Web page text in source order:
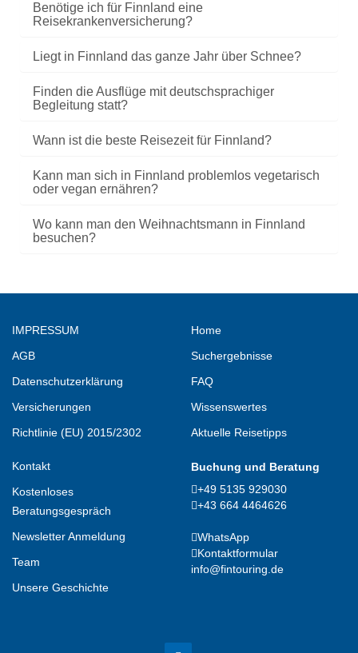
Benötige ich für Finnland eine
Reisekrankenversicherung?
Liegt in Finnland das ganze Jahr über Schnee?
Finden die Ausflüge mit deutschsprachiger
Begleitung statt?
Wann ist die beste Reisezeit für Finnland?
Kann man sich in Finnland problemlos vegetarisch
oder vegan ernähren?
Wo kann man den Weihnachtsmann in Finnland
besuchen?
IMPRESSUM
AGB
Datenschutzerklärung
Versicherungen
Richtlinie (EU) 2015/2302
Home
Suchergebnisse
FAQ
Wissenswertes
Aktuelle Reisetipps
Kontakt
Kostenloses
Beratungsgespräch
Newsletter Anmeldung
Team
Unsere Geschichte
Buchung und Beratung
+49 5135 929030
+43 664 4464626
WhatsApp
Kontaktformular
info@fintouring.de